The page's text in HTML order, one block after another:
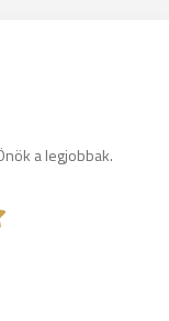
a legjobbak.